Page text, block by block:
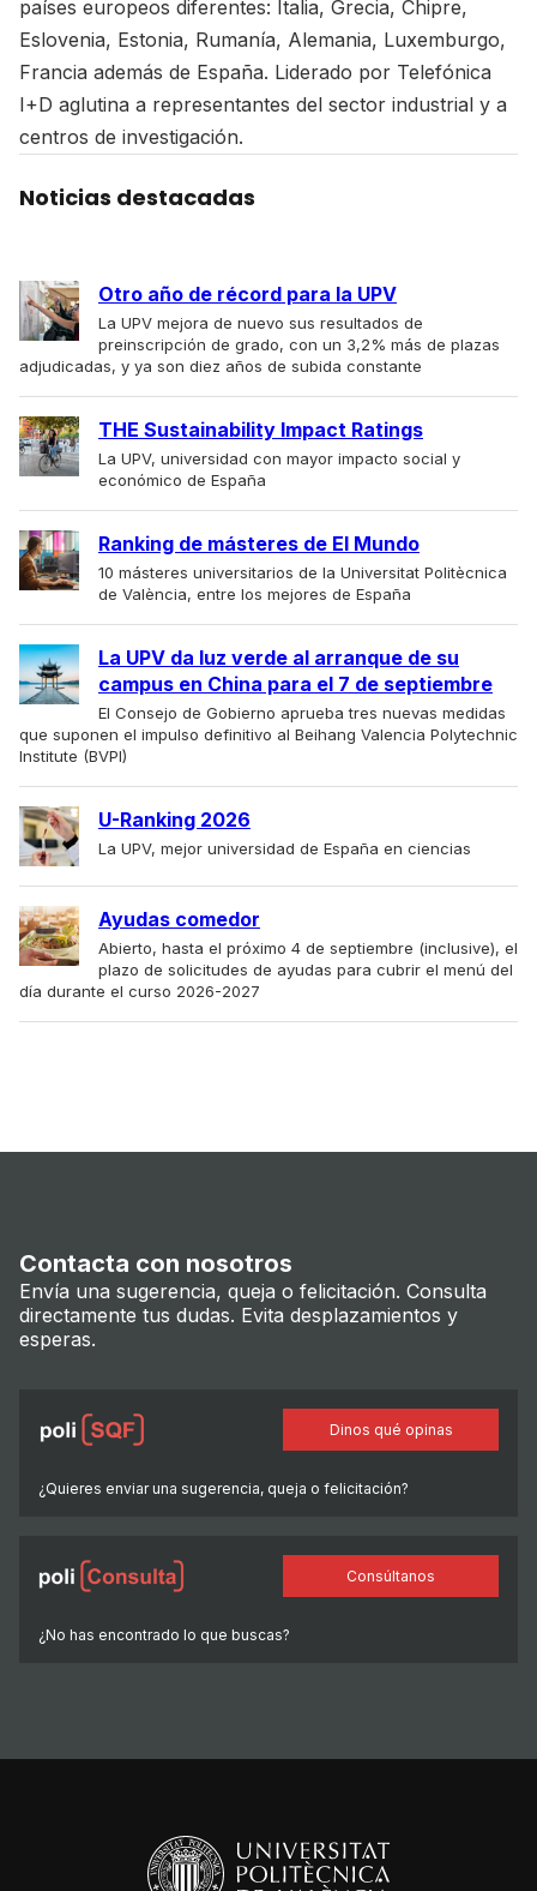
países europeos diferentes: Italia, Grecia, Chipre,
Eslovenia, Estonia, Rumanía, Alemania, Luxemburgo,
Francia además de España. Liderado por Telefónica
I+D aglutina a representantes del sector industrial y a
centros de investigación.
Noticias destacadas
Otro año de récord para la UPV
La UPV mejora de nuevo sus resultados de
preinscripción de grado, con un 3,2% más de plazas
adjudicadas, y ya son diez años de subida constante
THE Sustainability Impact Ratings
La UPV, universidad con mayor impacto social y
económico de España
Ranking de másteres de El Mundo
10 másteres universitarios de la Universitat Politècnica
de València, entre los mejores de España
La UPV da luz verde al arranque de su
campus en China para el 7 de septiembre
El Consejo de Gobierno aprueba tres nuevas medidas
que suponen el impulso definitivo al Beihang Valencia Polytechnic
Institute (BVPI)
U-Ranking 2026
La UPV, mejor universidad de España en ciencias
Ayudas comedor
Abierto, hasta el próximo 4 de septiembre (inclusive), el
plazo de solicitudes de ayudas para cubrir el menú del
día durante el curso 2026-2027
Contacta con nosotros
Envía una sugerencia, queja o felicitación. Consulta
directamente tus dudas. Evita desplazamientos y
esperas.
¿Quieres enviar una sugerencia, queja o felicitación?
Dinos qué opinas
¿No has encontrado lo que buscas?
Consúltanos